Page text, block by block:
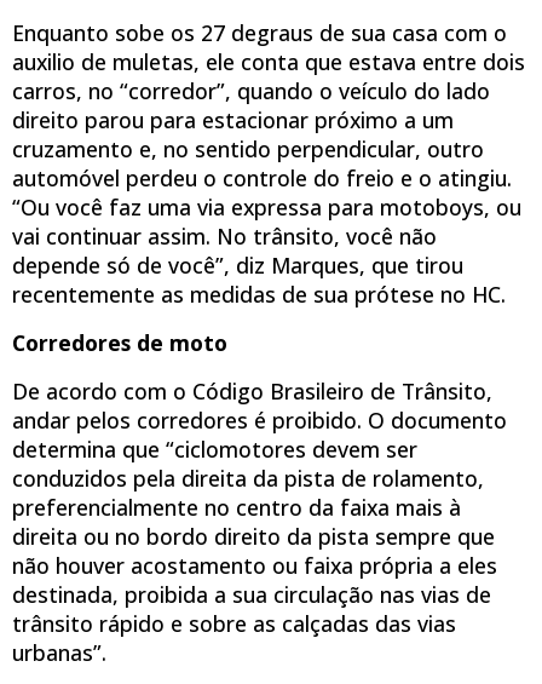
Enquanto sobe os 27 degraus de sua casa com o
auxilio de muletas, ele conta que estava entre dois
carros, no “corredor”, quando o veículo do lado
direito parou para estacionar próximo a um
cruzamento e, no sentido perpendicular, outro
automóvel perdeu o controle do freio e o atingiu.
“Ou você faz uma via expressa para motoboys, ou
vai continuar assim. No trânsito, você não
depende só de você”, diz Marques, que tirou
recentemente as medidas de sua prótese no HC.
Corredores de moto
De acordo com o Código Brasileiro de Trânsito,
andar pelos corredores é proibido. O documento
determina que “ciclomotores devem ser
conduzidos pela direita da pista de rolamento,
preferencialmente no centro da faixa mais à
direita ou no bordo direito da pista sempre que
não houver acostamento ou faixa própria a eles
destinada, proibida a sua circulação nas vias de
trânsito rápido e sobre as calçadas das vias
urbanas”.